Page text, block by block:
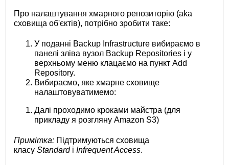
Про налаштування хмарного репозиторію (aka
сховища об'єктів), потрібно зробити таке:
У поданні Backup Infrastructure вибираємо в
панелі зліва вузол Backup Repositories і у
верхньому меню клацаємо на пункт Add
Repository.
Вибираємо, яке хмарне сховище
налаштовуватимемо:
Далі проходимо кроками майстра (для
прикладу я розгляну Amazon S3)
Примітка: Підтримуються сховища
класуStandardіInfrequent Access.